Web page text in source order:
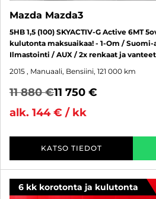
Mazda Mazda3
5HB 1,5 (100) SKYACTIV-G Active 6MT
kulutonta maksuaikaa! - 1-Om /
Ilmastointi / AUX / 2x renkaat ja
2015 , Manuaali, Bensiini, 121 000 km
11 880 €11 750 €
alk. 144 € / kk
KATSO TIEDOT
6 kk korotonta ja kulutonta